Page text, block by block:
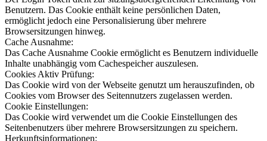
Benutzern. Das Cookie enthält keine persönlichen Daten,
ermöglicht jedoch eine Personalisierung über mehrere
Browsersitzungen hinweg.
Cache Ausnahme:
Das Cache Ausnahme Cookie ermöglicht es Benutzern individuelle
Inhalte unabhängig vom Cachespeicher auszulesen.
Cookies Aktiv Prüfung:
Das Cookie wird von der Webseite genutzt um herauszufinden, ob
Cookies vom Browser des Seitennutzers zugelassen werden.
Cookie Einstellungen:
Das Cookie wird verwendet um die Cookie Einstellungen des
Seitenbenutzers über mehrere Browsersitzungen zu speichern.
Herkunftsinformationen: